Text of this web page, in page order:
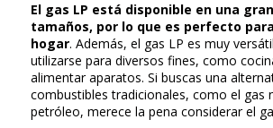
El gas LP está disponible en una
tamaños, por lo que es perfecto
hogar. Además, el gas LP es muy
utilizarse para diversos fines, como
alimentar aparatos. Si buscas una
combustibles tradicionales, como el gas
petróleo, merece la pena considerar el